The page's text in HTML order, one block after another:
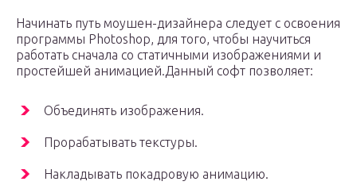
Начинать путь моушен-дизайнера следует с освоения
программы Photoshop, для того, чтобы научиться
работать сначала со статичными изображениями и
простейшей анимацией.Данный софт позволяет:
Объединять изображения.
Прорабатывать текстуры.
Накладывать покадровую анимацию.